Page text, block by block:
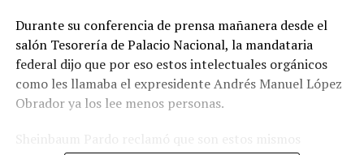
Durante su conferencia de prensa mañanera desde el
salón Tesorería de Palacio Nacional, la mandataria
federal dijo que por eso estos intelectuales orgánicos
como les llamaba el expresidente Andrés Manuel López
Obrador ya los lee menos personas.